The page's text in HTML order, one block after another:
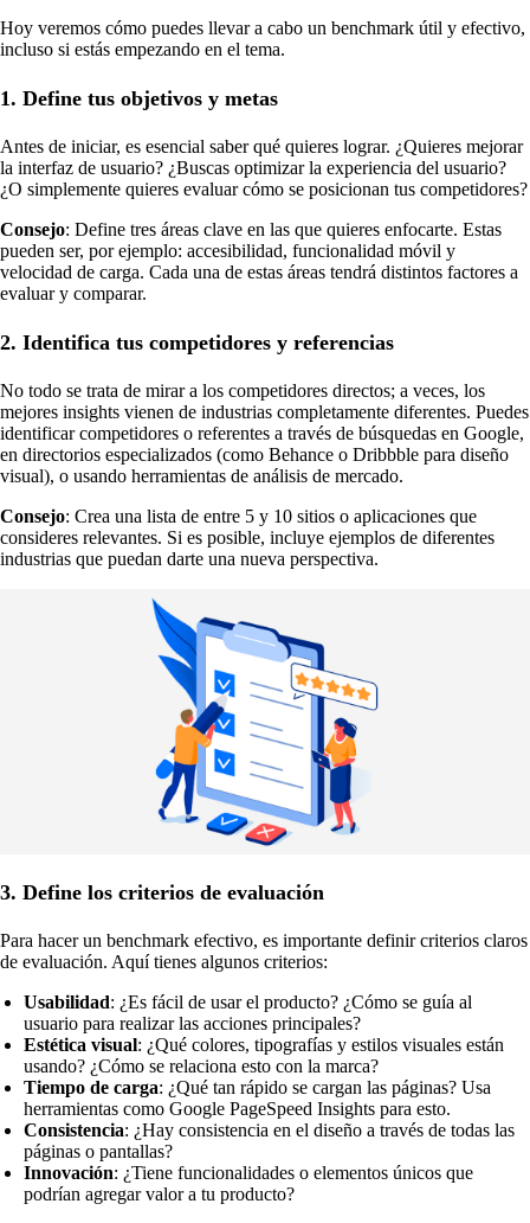
Hoy veremos cómo puedes llevar a cabo un benchmark útil y efectivo,
incluso si estás empezando en el tema.
1. Define tus objetivos y metas
Antes de iniciar, es esencial saber qué quieres lograr. ¿Quieres mejorar
la interfaz de usuario? ¿Buscas optimizar la experiencia del usuario?
¿O simplemente quieres evaluar cómo se posicionan tus competidores?
Consejo: Define tres áreas clave en las que quieres enfocarte. Estas
pueden ser, por ejemplo: accesibilidad, funcionalidad móvil y
velocidad de carga. Cada una de estas áreas tendrá distintos factores a
evaluar y comparar.
2. Identifica tus competidores y referencias
No todo se trata de mirar a los competidores directos; a veces, los
mejores insights vienen de industrias completamente diferentes. Puedes
identificar competidores o referentes a través de búsquedas en Google,
en directorios especializados (como Behance o Dribbble para diseño
visual), o usando herramientas de análisis de mercado.
Consejo: Crea una lista de entre 5 y 10 sitios o aplicaciones que
consideres relevantes. Si es posible, incluye ejemplos de diferentes
industrias que puedan darte una nueva perspectiva.
3. Define los criterios de evaluación
Para hacer un benchmark efectivo, es importante definir criterios claros
de evaluación. Aquí tienes algunos criterios:
Usabilidad: ¿Es fácil de usar el producto? ¿Cómo se guía al
usuario para realizar las acciones principales?
Estética visual: ¿Qué colores, tipografías y estilos visuales están
usando? ¿Cómo se relaciona esto con la marca?
Tiempo de carga: ¿Qué tan rápido se cargan las páginas? Usa
herramientas como Google PageSpeed Insights para esto.
Consistencia: ¿Hay consistencia en el diseño a través de todas las
páginas o pantallas?
Innovación: ¿Tiene funcionalidades o elementos únicos que
podrían agregar valor a tu producto?